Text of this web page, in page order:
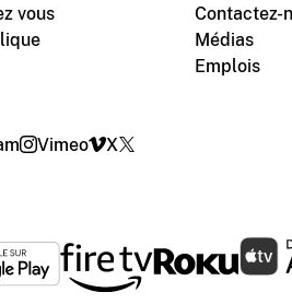
vous
Contactez-
Médias
Emplois
Vimeo X